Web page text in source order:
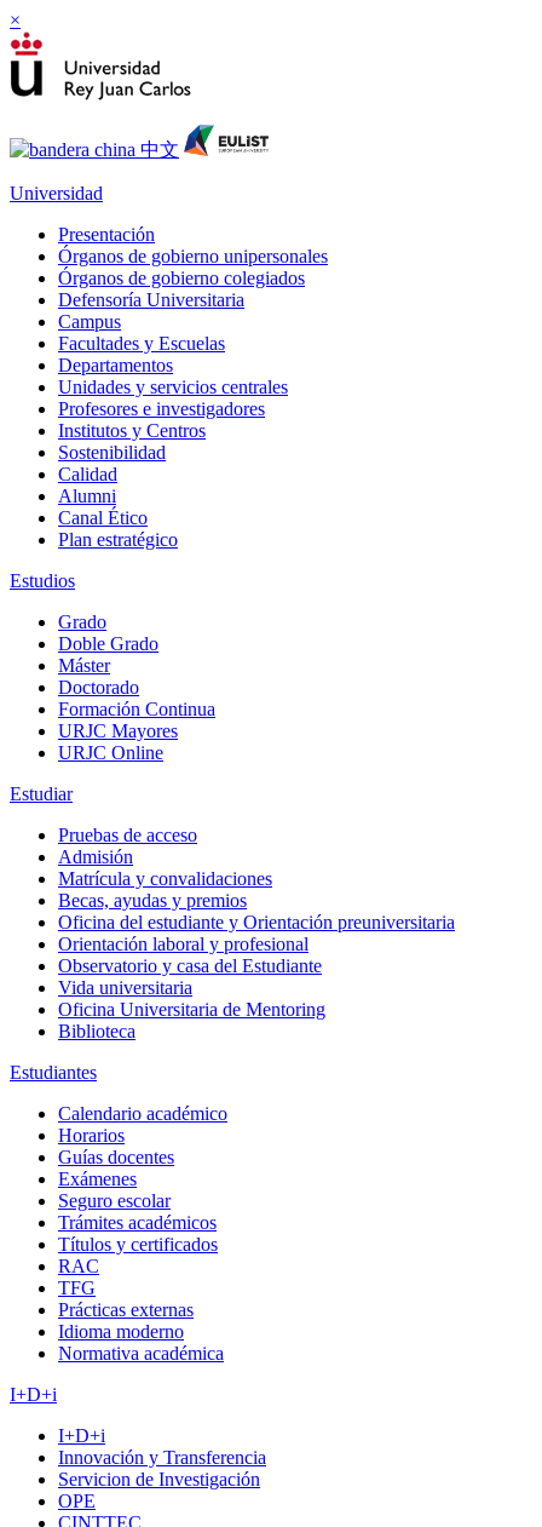
×
Universidad
Presentación
Órganos de gobierno unipersonales
Órganos de gobierno colegiados
Defensoría Universitaria
Campus
Facultades y Escuelas
Departamentos
Unidades y servicios centrales
Profesores e investigadores
Institutos y Centros
Sostenibilidad
Calidad
Alumni
Canal Ético
Plan estratégico
Estudios
Grado
Doble Grado
Máster
Doctorado
Formación Continua
URJC Mayores
URJC Online
Estudiar
Pruebas de acceso
Admisión
Matrícula y convalidaciones
Becas, ayudas y premios
Oficina del estudiante y Orientación preuniversitaria
Orientación laboral y profesional
Observatorio y casa del Estudiante
Vida universitaria
Oficina Universitaria de Mentoring
Biblioteca
Estudiantes
Calendario académico
Horarios
Guías docentes
Exámenes
Seguro escolar
Trámites académicos
Títulos y certificados
RAC
TFG
Prácticas externas
Idioma moderno
Normativa académica
I+D+i
I+D+i
Innovación y Transferencia
Servicion de Investigación
OPE
CINTTEC